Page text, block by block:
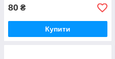
80 ₴
Купити